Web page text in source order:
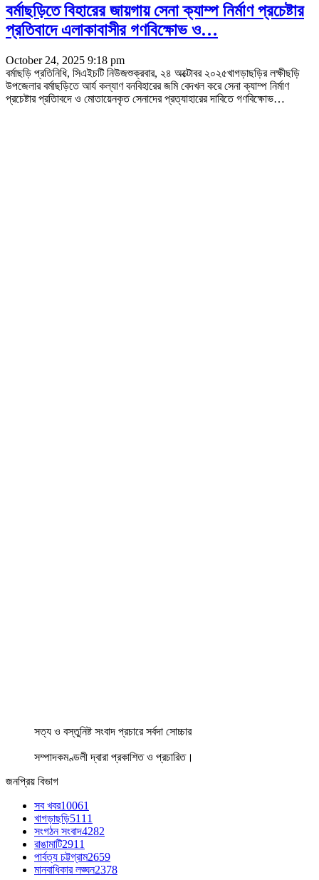
বর্মাছড়িতে বিহারের জায়গায় সেনা ক্যাম্প নির্মাণ প্রচেষ্টার
প্রতিবাদে এলাকাবাসীর গণবিক্ষোভ ও…
October 24, 2025 9:18 pm
বর্মাছড়ি প্রতিনিধি, সিএইচটি নিউজশুক্রবার, ২৪ অক্টোবর ২০২৫খাগড়াছড়ির লক্ষীছড়ি
উপজেলার বর্মাছড়িতে আর্য কল্যাণ বনবিহারের জমি বেদখল করে সেনা ক্যাম্প নির্মাণ
প্রচেষ্টার প্রতিাবদে ও মোতায়েনকৃত সেনাদের প্রত্যাহারের দাবিতে গণবিক্ষোভ…
সত্য ও বস্তুনিষ্ট সংবাদ প্রচারে সর্বদা সোচ্চার
সম্পাদকমণ্ডলী দ্বারা প্রকাশিত ও প্রচারিত।
জনপ্রিয় বিভাগ
সব খবর10061
খাগড়াছড়ি5111
সংগঠন সংবাদ4282
রাঙামাটি2911
পার্বত্য চট্টগ্রাম2659
মানবাধিকার লঙ্ঘন2378